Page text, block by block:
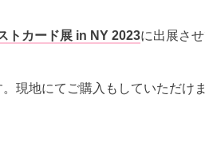
トカード展 in NY 2023に出展さ
現地にてご購入もしていただけ